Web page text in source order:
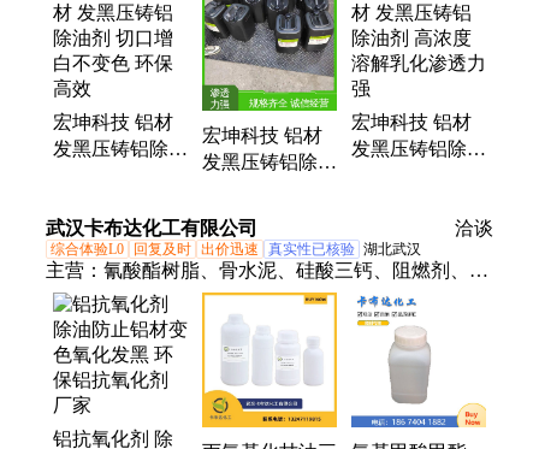
宏坤科技 铝材
发黑压铸铝除油
宏坤科技 铝材
发黑压铸铝除油
计 快干环保型
宏坤科技 铝材
发黑压铸铝除油
武汉卡布达化工有限公司
洽谈
综合体验L0 回复及时 出价迅速 真实性已核验 湖北武汉
主营： 氰酸酯树脂、骨水泥、硅酸三钙、阻燃剂、抗
氧剂、光固化剂、铝酸三钙
铝抗氧化剂 除